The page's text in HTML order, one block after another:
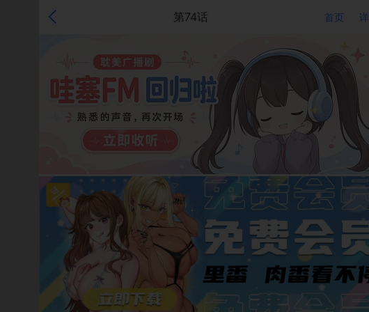
第74话 首页